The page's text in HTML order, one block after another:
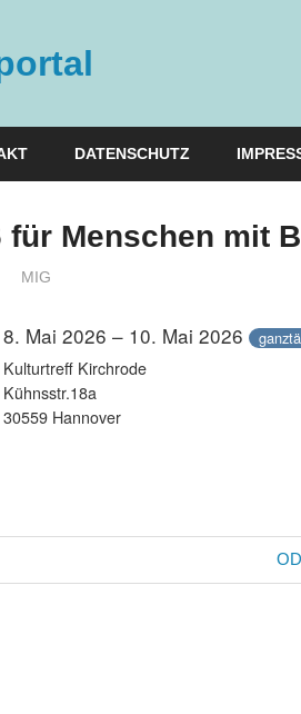
DATENSCHUTZ
für Menschen mit
MIG
8. Mai 2026 – 10. Mai 2026
Kulturtreff Kirchrode
Kühnsstr.18a
30559 Hannover